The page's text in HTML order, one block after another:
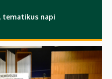
tematikus napi